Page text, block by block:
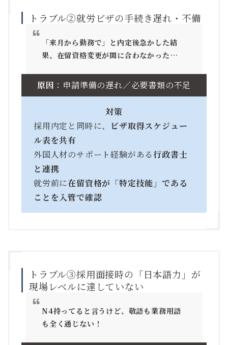
トラブル②就労ビザの手続き遅れ・不備
「来月から勤務で」と内定後急かした結
果、在留資格変更が間に合わなかった…
原因 ：申請準備の遅れ／必要書類の不足
対策
採用内定と同時に、 ビザ取得スケジュー
ル表を共有
外国人材のサポート経験がある行政書士
と連携
就労前に在留資格が「特定技能」である
ことを入管で確認
トラブル③採用面接時の「日本語力」が
現場レベルに達していない
N4持ってると言うけど、敬語も業務用語
も全く通じない！